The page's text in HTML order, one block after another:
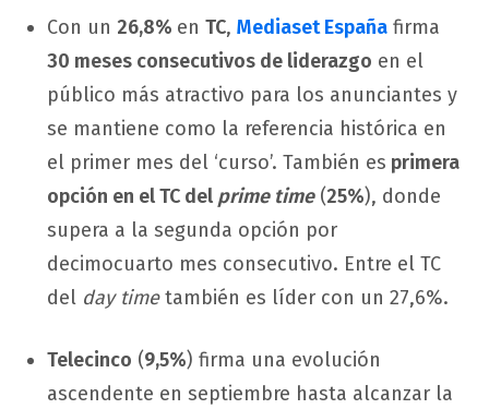
Con un 26,8% en TC, Mediaset España firma
30 meses consecutivos de liderazgo en el
público más atractivo para los anunciantes y
se mantiene como la referencia histórica en
el primer mes del ‘curso’. También es primera
opción en el TC del prime time(25%), donde
supera a la segunda opción por
decimocuarto mes consecutivo. Entre el TC
del day timetambién es líder con un 27,6%.
Telecinco (9,5%) firma una evolución
ascendente en septiembre hasta alcanzar la